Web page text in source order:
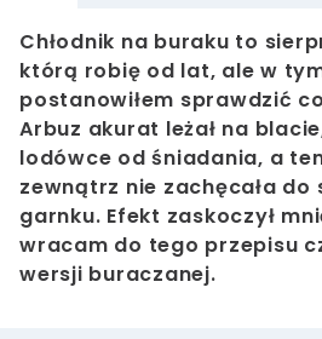
Chłodnik na buraku to
którą robię od lat, ale w
postanowiłem sprawdzić
Arbuz akurat leżał na
lodówce od śniadania, a
zewnątrz nie zachęcała do
garnku. Efekt zaskoczył
wracam do tego przepisu
wersji buraczanej.